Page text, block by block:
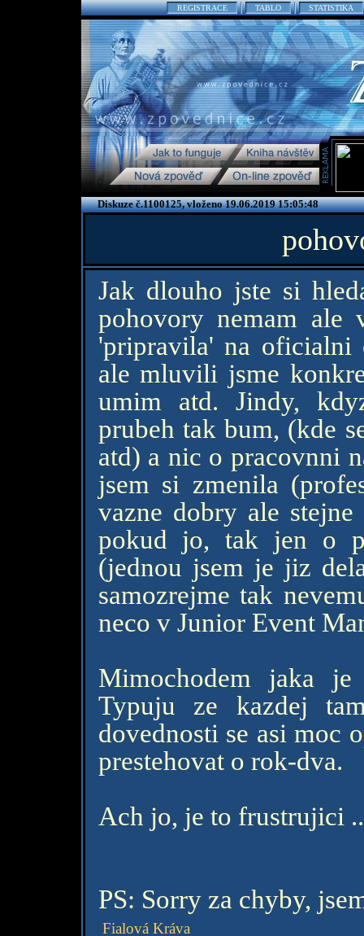
REGISTRACE TABLO STATISTIKA
Diskuze č.1100125, vloženo 19.06.2019 15:05:48
Jak dlouho jste si
pohovory nemam
'pripravila' na oficialni
ale mluvili jsme
umim atd. Jindy,
prubeh tak bum, (kde
atd) a nic o pracovnni
jsem si zmenila
vazne dobry ale
pokud jo, tak jen o
(jednou jsem je jiz
samozrejme tak
neco v Junior Event
Mimochodem jaka
Typuju ze kazdej
dovednosti se asi moc
prestehovat o rok-dva.
Ach jo, je to frustrujici
PS: Sorry za chyby,
Fialová Kráva